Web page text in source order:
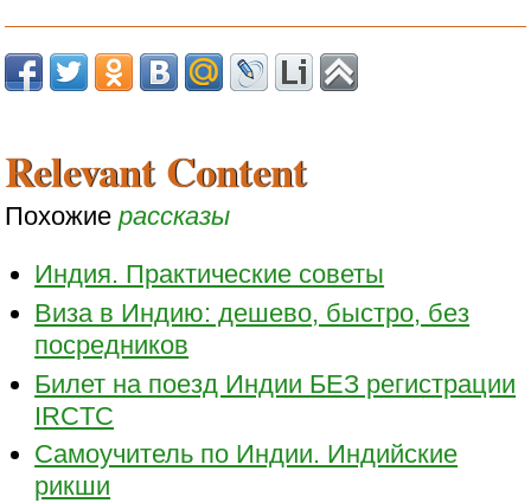
Relevant Content
Похожиерассказы
Индия. Практические советы
Виза в Индию: дешево, быстро, без
посредников
Билет на поезд Индии БЕЗ регистрации
IRCTC
Самоучитель по Индии. Индийские
рикши